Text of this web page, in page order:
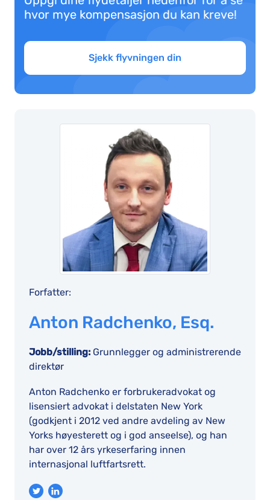
hvor mye kompensasjon du kan kreve!
Sjekk flyvningen din
Forfatter:
Anton Radchenko, Esq.
Jobb/stilling: Grunnlegger og administrerende
direktør
Anton Radchenko er forbrukeradvokat og
lisensiert advokat i delstaten New York
(godkjent i 2012 ved andre avdeling av New
Yorks høyesterett og i god anseelse), og han
har over 12 års yrkeserfaring innen
internasjonal luftfartsrett.